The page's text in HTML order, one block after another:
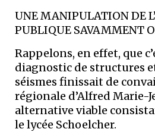
UNE MANIPULATION DE
PUBLIQUE SAVAMMENT
Rappelons, en effet, que
diagnostic de structures
séismes finissait de
régionale d’Alfred Marie-
alternative viable
le lycée Schoelcher.